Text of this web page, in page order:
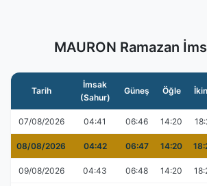
MAURON Ramazan
Tarih
İmsak
(Sahur)
Güneş Öğle
07/08/2026 04:41 06:46 14:20
08/08/2026 04:42 06:47 14:20
09/08/2026 04:43 06:48 14:20